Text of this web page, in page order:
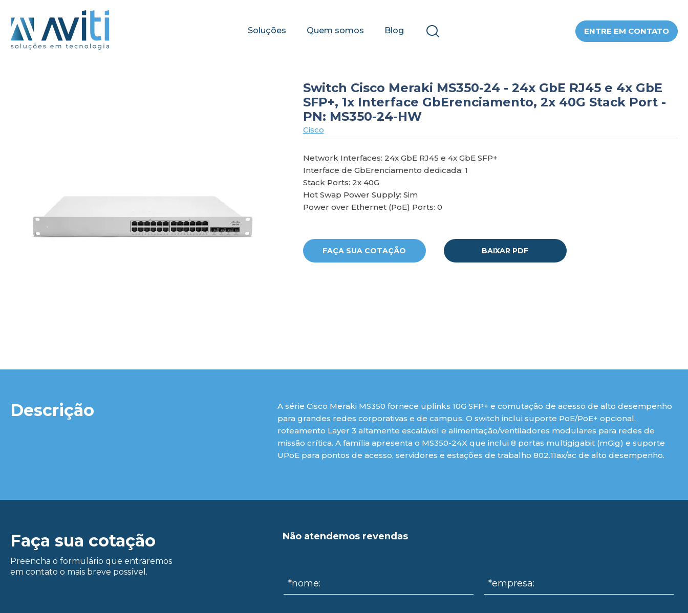
Soluções Quem somos Blog ENTRE EM CONTATO
Switch Cisco Meraki MS350-24 - 24x GbE RJ45 e 4x GbE
SFP+, 1x Interface GbErenciamento, 2x 40G Stack Port -
PN: MS350-24-HW
Cisco
Network Interfaces: 24x GbE RJ45 e 4x GbE SFP+
Interface de GbErenciamento dedicada: 1
Stack Ports: 2x 40G
Hot Swap Power Supply: Sim
Power over Ethernet (PoE) Ports: 0
FAÇA SUA COTAÇÃO BAIXAR PDF
Descrição
A série Cisco Meraki MS350 fornece uplinks 10G SFP+ e comutação de acesso de alto desempenho
para grandes redes corporativas e de campus. O switch inclui suporte PoE/PoE+ opcional,
roteamento Layer 3 altamente escalável e alimentação/ventiladores modulares para redes de
missão crítica. A família apresenta o MS350-24X que inclui 8 portas multigigabit (mGig) e suporte
UPoE para pontos de acesso, servidores e estações de trabalho 802.11ax/ac de alto desempenho.
Faça sua cotação
Preencha o formulário que entraremos
em contato o mais breve possível.
Não atendemos revendas
*nome: *empresa: